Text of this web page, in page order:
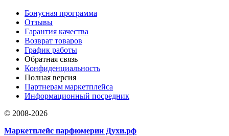
Бонусная программа
Отзывы
Гарантия качества
Возврат товаров
График работы
Обратная связь
Конфиденциальность
Полная версия
Партнерам маркетплейса
Информационный посредник
© 2008-2026
Маркетплейс парфюмерии Духи.рф